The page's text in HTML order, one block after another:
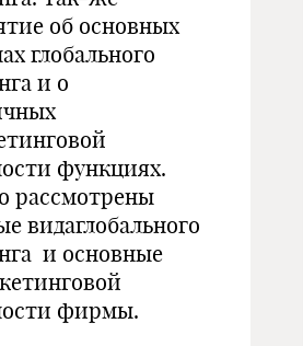
об основных
глобального
и о
функциях.
рассмотрены
видаглобального
и основные
фирмы.